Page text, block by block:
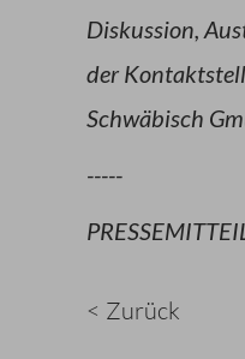
Diskussion,
der
Schwäbisch
-----
< Zurück